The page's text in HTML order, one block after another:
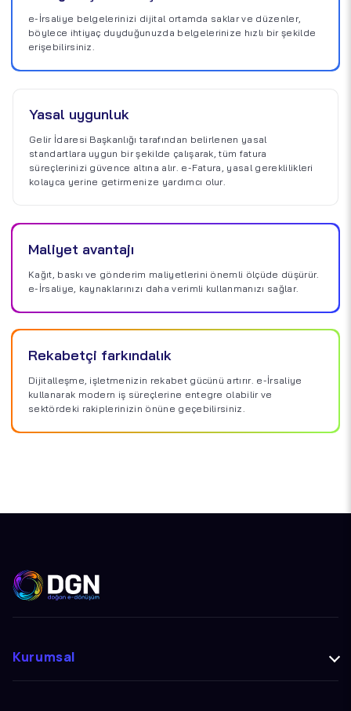
e-İrsaliye belgelerinizi dijital ortamda saklar ve düzenler,
böylece ihtiyaç duyduğunuzda belgelerinize hızlı bir şekilde
erişebilirsiniz.
Yasal uygunluk
Gelir İdaresi Başkanlığı tarafından belirlenen yasal
standartlara uygun bir şekilde çalışarak, tüm fatura
süreçlerinizi güvence altına alır. e-Fatura, yasal gereklilikleri
kolayca yerine getirmenize yardımcı olur.
Maliyet avantajı
Kağıt, baskı ve gönderim maliyetlerini önemli ölçüde düşürür.
e-İrsaliye, kaynaklarınızı daha verimli kullanmanızı sağlar.
Rekabetçi farkındalık
Dijitalleşme, işletmenizin rekabet gücünü artırır. e-İrsaliye
kullanarak modern iş süreçlerine entegre olabilir ve
sektördeki rakiplerinizin önüne geçebilirsiniz.
Kurumsal